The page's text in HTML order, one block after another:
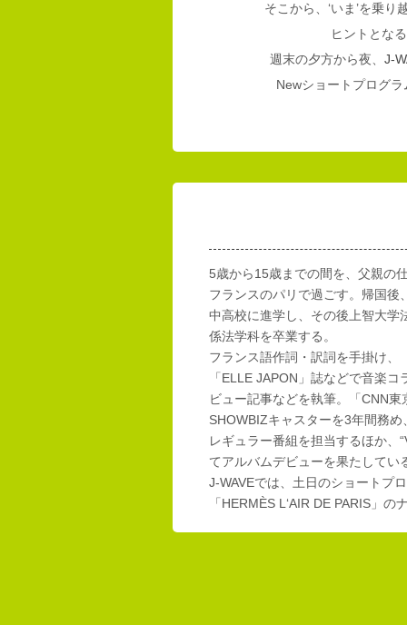
そこから、‘いま’を乗
ヒントとな
週末の夕方から夜、 J-
Newショートプログ
5歳から15歳までの間を、父親の
フランスのパリで過ごす。帰国後
中高校に進学し、その後上智大学
係法学科を卒業する。
フランス語作詞・訳詞を手掛け、
「ELLE JAPON」誌などで音楽コ
ビュー記事などを執筆。「CNN東
SHOWBIZキャスターを3年間務め
レギュラー番組を担当するほか、
てアルバムデビューを果たしてい
J-WAVEでは、土日のショートプ
「HERMÈS L‘AIR DE PARIS」